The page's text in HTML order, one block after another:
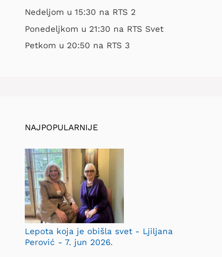
Nedeljom u 15:30 na RTS 2
Ponedeljkom u 21:30 na RTS Svet
Petkom u 20:50 na RTS 3
NAJPOPULARNIJE
Lepota koja je obišla svet - Ljiljana
Perović - 7. jun 2026.